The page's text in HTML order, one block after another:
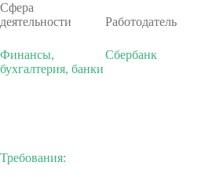
Сфера
деятельности
Финансы,
бухгалтерия, банки
Работодатель
Сбербанк
Требования: